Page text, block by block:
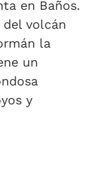
en Baños.
volcán
la
un
y